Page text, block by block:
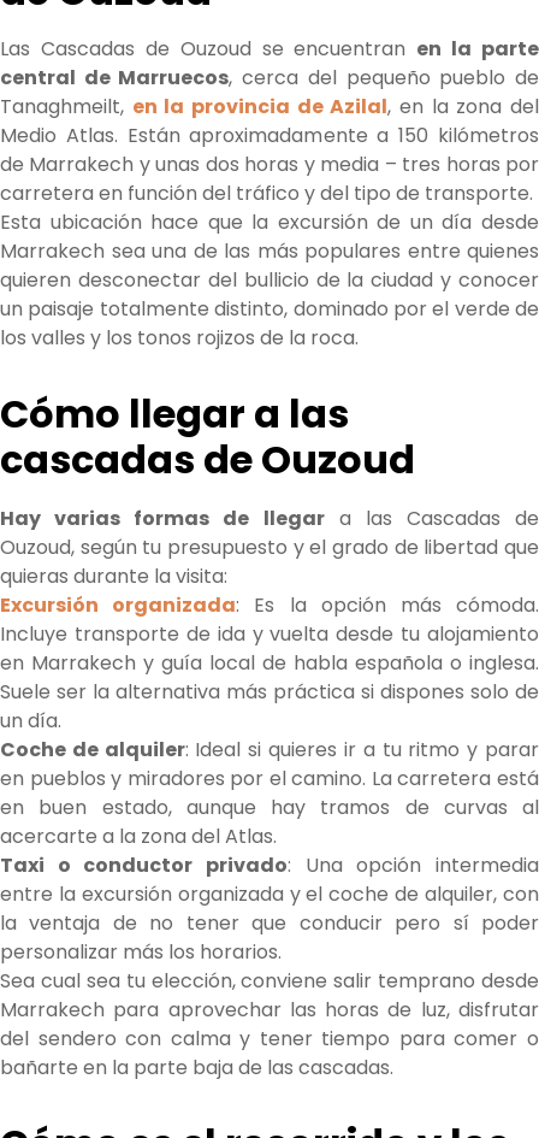
Las Cascadas de Ouzoud se encuentran en la parte
central de Marruecos, cerca del pequeño pueblo de
Tanaghmeilt, en la provincia de Azilal, en la zona del
Medio Atlas. Están aproximadamente a 150 kilómetros
de Marrakech y unas dos horas y media – tres horas por
carretera en función del tráfico y del tipo de transporte.
Esta ubicación hace que la excursión de un día desde
Marrakech sea una de las más populares entre quienes
quieren desconectar del bullicio de la ciudad y conocer
un paisaje totalmente distinto, dominado por el verde de
los valles y los tonos rojizos de la roca.
Cómo llegar a las
cascadas de Ouzoud
Hay varias formas de llegara las Cascadas de
Ouzoud, según tu presupuesto y el grado de libertad que
quieras durante la visita:
Excursión organizada: Es la opción más cómoda.
Incluye transporte de ida y vuelta desde tu alojamiento
en Marrakech y guía local de habla española o inglesa.
Suele ser la alternativa más práctica si dispones solo de
un día.
Coche de alquiler: Ideal si quieres ir a tu ritmo y parar
en pueblos y miradores por el camino. La carretera está
en buen estado, aunque hay tramos de curvas al
acercarte a la zona del Atlas.
Taxi o conductor privado: Una opción intermedia
entre la excursión organizada y el coche de alquiler, con
la ventaja de no tener que conducir pero sí poder
personalizar más los horarios.
Sea cual sea tu elección, conviene salir temprano desde
Marrakech para aprovechar las horas de luz, disfrutar
del sendero con calma y tener tiempo para comer o
bañarte en la parte baja de las cascadas.